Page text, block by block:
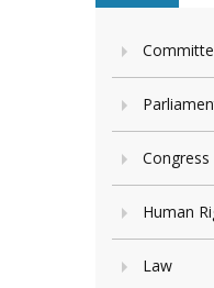
Congress
Human
Law